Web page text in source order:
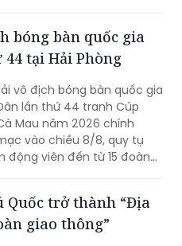
bóng bàn quốc gia
tại Hải Phòng
vô địch bóng bàn quốc gia
lần thứ 44 tranh Cúp
Mau năm 2026 chính
vào chiều 8/8, quy tụ
động viên đến từ 15 đoàn
Quốc trở thành “Địa
giao thông”